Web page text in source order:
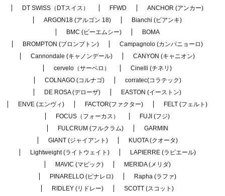
DT SWISS（DTスイス）
FFWD
ANCHOR (アンカー)
ARGON18 (アルゴン 18)
Bianchi (ビアンキ)
BMC (ビーエムシー)
BOMA
BROMPTON (ブロンプトン)
Campagnolo (カンパニョーロ)
Cannondale (キャノンデール)
CANYON (キャニオン)
cervelo（サーベロ）
Cinelli (チネリ)
COLNAGO (コルナゴ)
corratec(コラテック)
DE ROSA (デローザ)
EASTON (イーストン)
ENVE (エンヴィ)
FACTOR(ファクター)
FELT (フェルト)
FOCUS（フォーカス）
FUJI (フジ)
FULCRUM (フルクラム)
GARMIN
GIANT (ジャイアント)
KUOTA (クオータ)
Lightweight (ライトウェイト)
LAPIERRE (ラピエール)
MAVIC (マビック)
MERIDA (メリダ)
PINARELLO (ピナレロ)
Rapha (ラファ)
RIDLEY (リドレー)
SCOTT (スコット)